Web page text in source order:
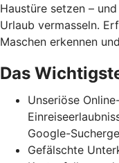
Haustüre setzen –
Urlaub vermasseln.
Maschen erkennen und
Das
Unseriöse
Google-
Gefälschte